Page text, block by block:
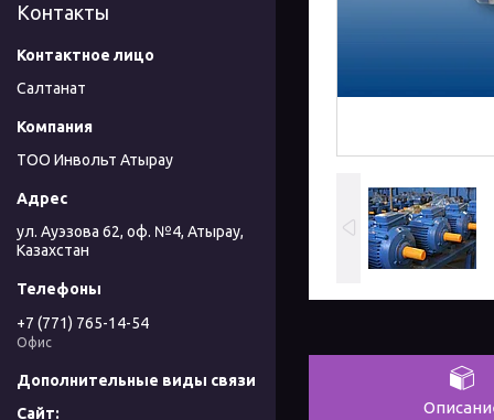
Контакты
Салтанат
ТОО Инвольт Атырау
ул. Ауэзова 62, оф. №4, Атырау,
Казахстан
+7 (771) 765-14-54
Офис